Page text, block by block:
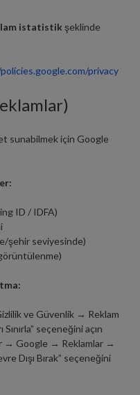
istatistik şeklinde
privacy
sunabilmek için Google
ID / IDFA)
şehir seviyesinde)
ve Güvenlik → Reklam
seçeneğini açın
→ Google → Reklamlar →
Dışı Bırak” seçeneğini